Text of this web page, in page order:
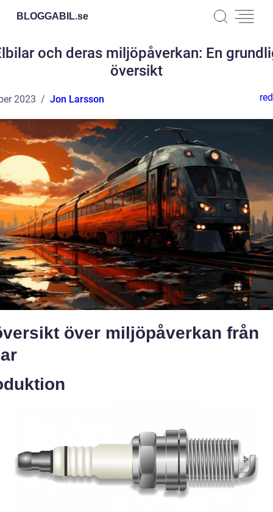
BLOGGABIL.se
och deras miljöpåverkan: En
översikt
2023 Jon Larsson
över miljöpåverkan från